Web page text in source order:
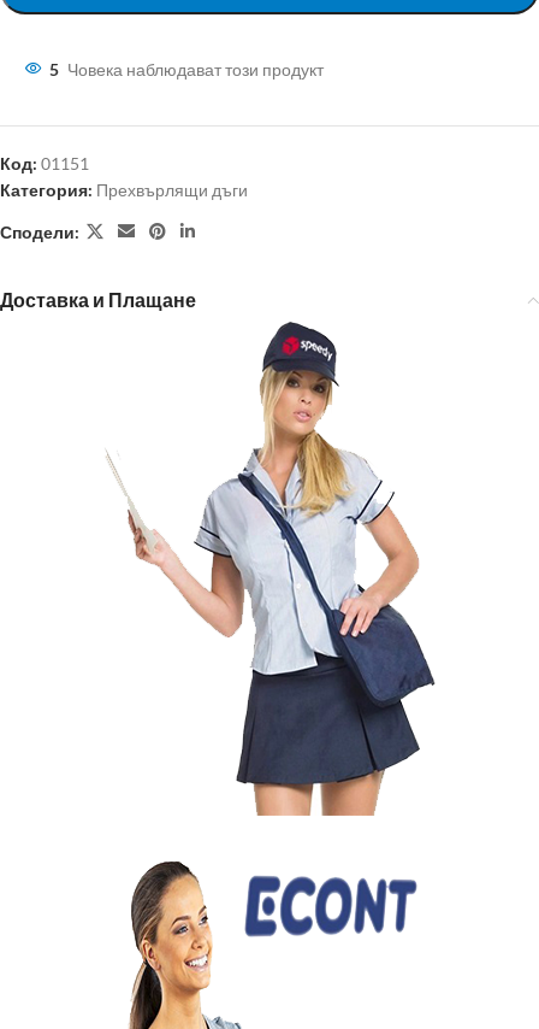
5 Човека наблюдават този продукт
Код: 01151
Категория: Прехвърлящи дъги
Сподели:
Доставка и Плащане